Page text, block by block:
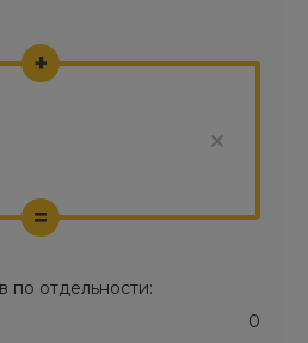
+
=
по отдельности:
0